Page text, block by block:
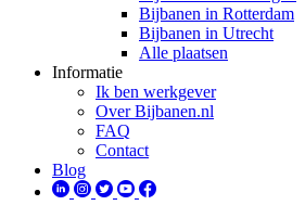
Bijbanen in Rotterdam
Bijbanen in Utrecht
Alle plaatsen
Informatie
Ik ben werkgever
Over Bijbanen.nl
FAQ
Contact
Blog